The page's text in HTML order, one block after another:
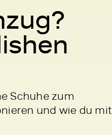
Schuhe zum
und wie du mit